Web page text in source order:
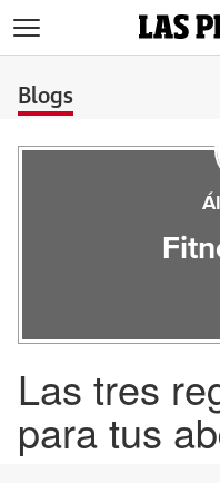
Blogs
Las tres
para tus